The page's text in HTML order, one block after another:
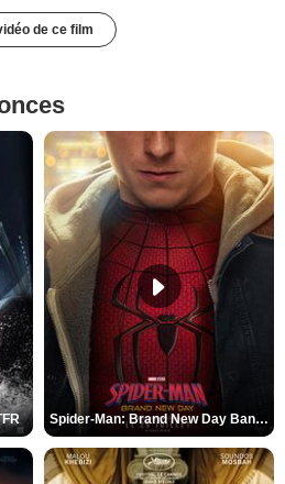
de ce film
Spider-Man: Brand New Day Bande-annonce VO STFR